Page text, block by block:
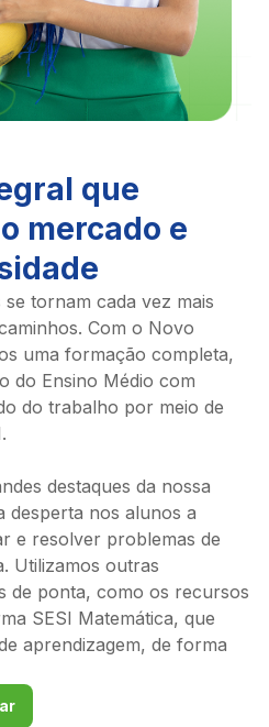
que
mercado e
tornam cada vez mais
Com o Novo
uma formação completa,
do Ensino Médio com
do trabalho por meio de
destaques da nossa
desperta nos alunos a
e resolver problemas de
Utilizamos outras
de ponta, como os recursos
SESI Matemática, que
aprendizagem, de forma